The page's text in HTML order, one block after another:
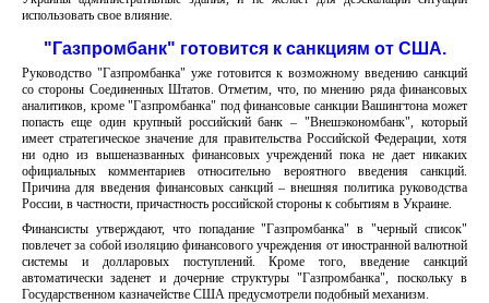
использовать свое влияние.
"Газпромбанк" готовится к санкциям от США.
Руководство "Газпромбанка" уже готовится к возможному введению санкций
со стороны Соединенных Штатов. Отметим, что, по мнению ряда финансовых
аналитиков, кроме "Газпромбанка" под финансовые санкции Вашингтона может
попасть еще один крупный российский банк – "Внешэкономбанк", который
имеет стратегическое значение для правительства Российской Федерации, хотя
ни одно из вышеназванных финансовых учреждений пока не дает никаких
официальных комментариев относительно вероятного введения санкций.
Причина для введения финансовых санкций – внешняя политика руководства
России, в частности, причастность российской стороны к событиям в Украине.
Финансисты утверждают, что попадание "Газпромбанка" в "черный список"
повлечет за собой изоляцию финансового учреждения от иностранной валютной
системы и долларовых поступлений. Кроме того, введение санкций
автоматически заденет и дочерние структуры "Газпромбанка", поскольку в
Государственном казначействе США предусмотрели подобный механизм.